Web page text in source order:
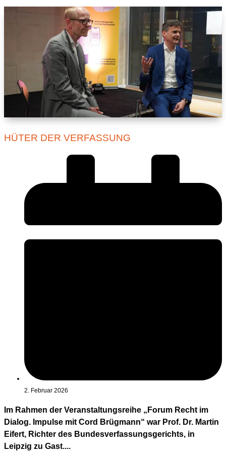
HÜTER DER VERFASSUNG
2. Februar 2026
Im Rahmen der Veranstaltungsreihe „Forum Recht im
Dialog. Impulse mit Cord Brügmann“ war Prof. Dr. Martin
Eifert, Richter des Bundesverfassungsgerichts, in
Leipzig zu Gast....